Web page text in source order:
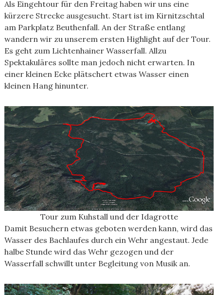
Als Eingehtour für den Freitag haben wir uns eine
kürzere Strecke ausgesucht. Start ist im Kirnitzschtal
am Parkplatz Beuthenfall. An der Straße entlang
wandern wir zu unserem ersten Highlight auf der Tour.
Es geht zum Lichtenhainer Wasserfall. Allzu
Spektakuläres sollte man jedoch nicht erwarten. In
einer kleinen Ecke plätschert etwas Wasser einen
kleinen Hang hinunter.
Tour zum Kuhstall und der Idagrotte
Damit Besuchern etwas geboten werden kann, wird das
Wasser des Bachlaufes durch ein Wehr angestaut. Jede
halbe Stunde wird das Wehr gezogen und der
Wasserfall schwillt unter Begleitung von Musik an.